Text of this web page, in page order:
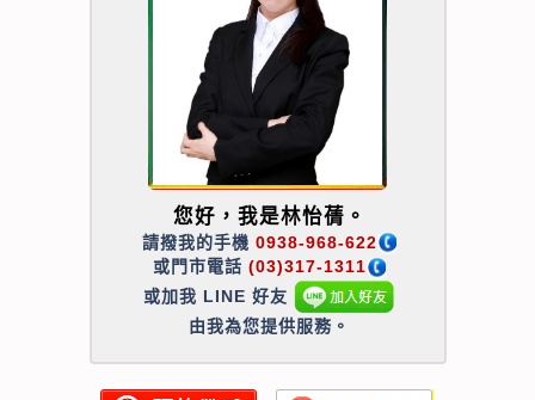
您好，我是林怡蒨。
請撥我的手機 0938-968-622
或門市電話 (03)317-1311
或加我 LINE 好友
由我為您提供服務。